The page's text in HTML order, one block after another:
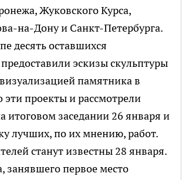
Жуковского Курса,
на-Дону и Санкт-Петербурга.
десять оставшихся
эскизы скульптуры
памятника в
проекты и рассмотрели
итоговом заседании 26 января и
лучших, по их мнению, работ.
станут известны 28 января.
занявшего первое место